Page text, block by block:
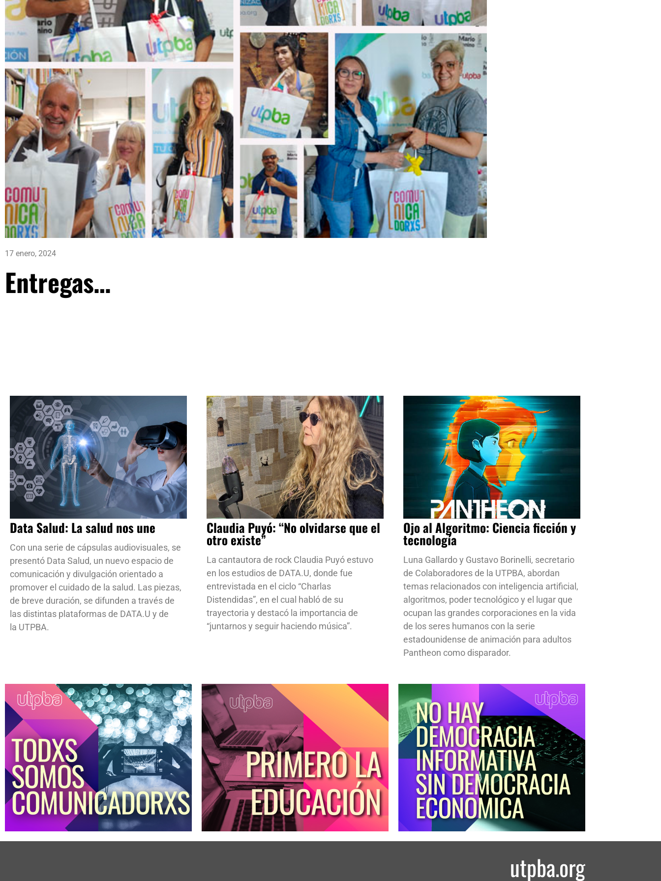
17 enero, 2024
Entregas…
Data Salud: La salud nos une
Con una serie de cápsulas audiovisuales, se
presentó Data Salud, un nuevo espacio de
comunicación y divulgación orientado a
promover el cuidado de la salud. Las piezas,
de breve duración, se difunden a través de
las distintas plataformas de DATA.U y de
la UTPBA.
Claudia Puyó: “No olvidarse que el
otro existe”
La cantautora de rock Claudia Puyó estuvo
en los estudios de DATA.U, donde fue
entrevistada en el ciclo “Charlas
Distendidas”, en el cual habló de su
trayectoria y destacó la importancia de
“juntarnos y seguir haciendo música”.
Ojo al Algoritmo: Ciencia ficción y
tecnología
Luna Gallardo y Gustavo Borinelli, secretario
de Colaboradores de la UTPBA, abordan
temas relacionados con inteligencia artificial,
algoritmos, poder tecnológico y el lugar que
ocupan las grandes corporaciones en la vida
de los seres humanos con la serie
estadounidense de animación para adultos
Pantheon como disparador.
utpba.org